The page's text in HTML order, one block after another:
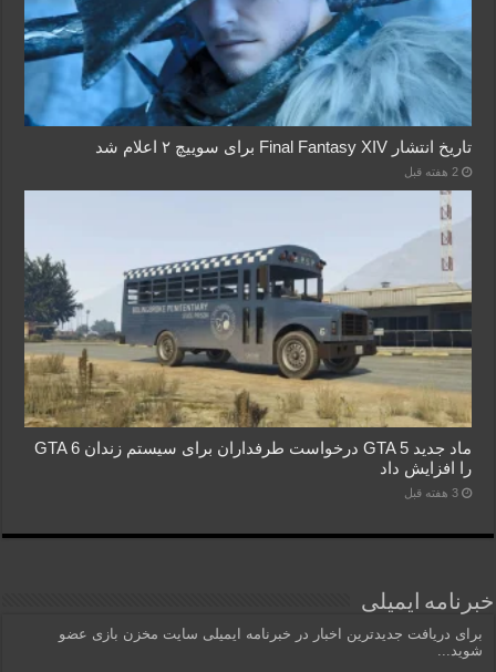
تاریخ انتشار Final Fantasy XIV برای سوییچ ۲ اعلام شد
2 هفته قبل
ماد جدید GTA 5 درخواست طرفداران برای سیستم زندان GTA 6
را افزایش داد
3 هفته قبل
خبرنامه ایمیلی
برای دریافت جدیدترین اخبار در خبرنامه ایمیلی سایت مخزن بازی عضو
شوید...